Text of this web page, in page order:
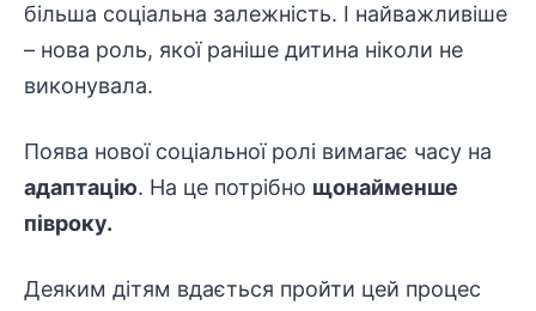
більша соціальна залежність. І найважливіше
– нова роль, якої раніше дитина ніколи не
виконувала.
Поява нової соціальної ролі вимагає часу на
адаптацію. На це потрібно щонайменше
півроку.
Деяким дітям вдається пройти цей процес